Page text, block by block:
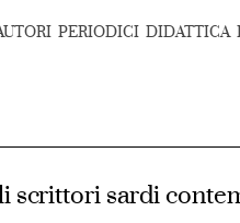
PERIODICI DIDATTICA
scrittori sardi